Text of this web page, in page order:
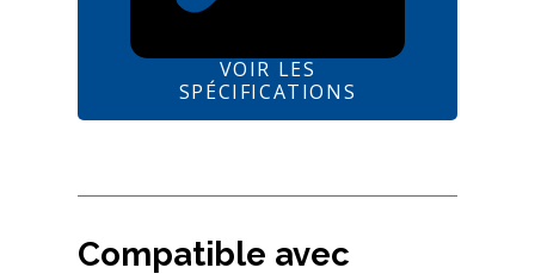
VOIR LES
SPÉCIFICATIONS
Compatible avec